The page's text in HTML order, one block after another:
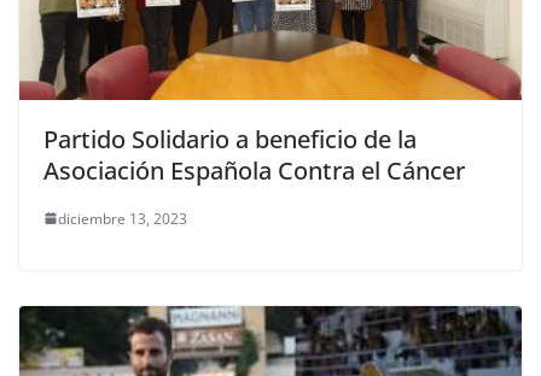
Partido Solidario a beneficio de la
Asociación Española Contra el Cáncer
diciembre 13, 2023